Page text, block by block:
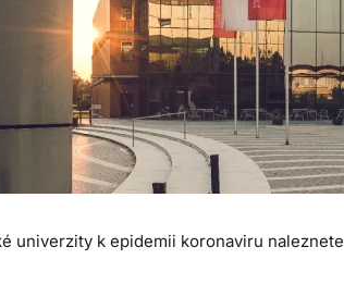
univerzity k epidemii koronaviru naleznete